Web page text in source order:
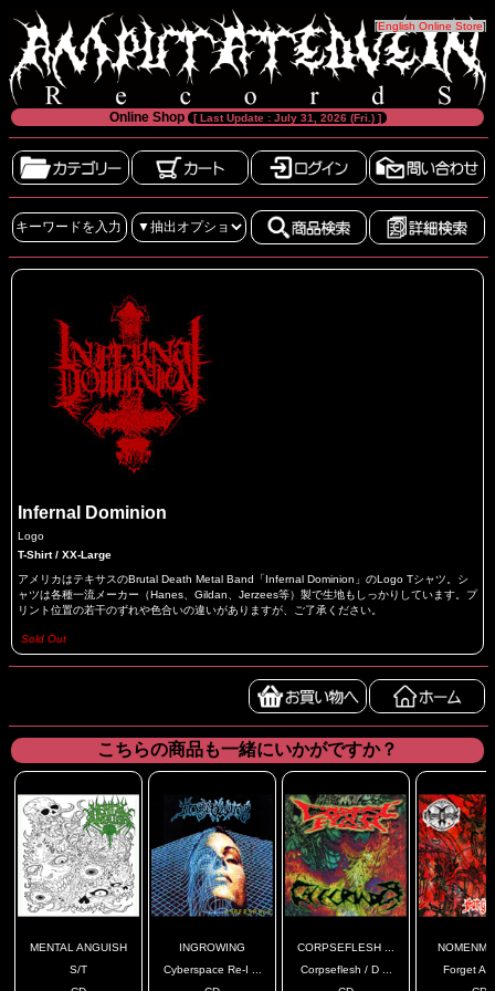
[English Online Store]
Online Shop [ Last Update : July 31, 2026 (Fri.) ]
Infernal Dominion
Logo
T-Shirt / XX-Large
アメリカはテキサスのBrutal Death Metal Band「Infernal Dominion」のLogo Tシャツ。シ
ャツは各種一流メーカー（Hanes、Gildan、Jerzees等）製で生地もしっかりしています。プ
リント位置の若干のずれや色合いの違いがありますが、ご了承ください。
Sold Out
こちらの商品も一緒にいかがですか？
MENTAL ANGUISH
S/T
INGROWING
Cyberspace Re-I ...
CORPSEFLESH ...
Corpseflesh / D ...
Forget